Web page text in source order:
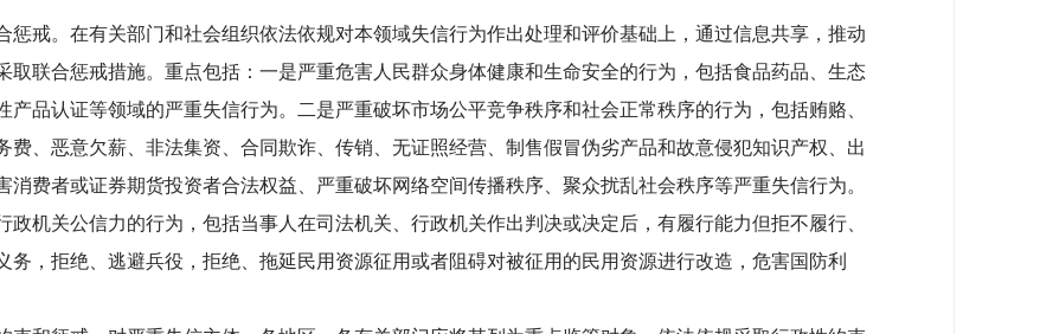
。在有关部门和社会组织依法依规对本领域失信行为作出处理和评价基础上，通过信息共享，推动
取联合惩戒措施。重点包括：一是严重危害人民群众身体健康和生命安全的行为，包括食品药品、生态
品认证等领域的严重失信行为。二是严重破坏市场公平竞争秩序和社会正常秩序的行为，包括贿赂、
、恶意欠薪、非法集资、合同欺诈、传销、无证照经营、制售假冒伪劣产品和故意侵犯知识产权、出
费者或证券期货投资者合法权益、严重破坏网络空间传播秩序、聚众扰乱社会秩序等严重失信行为。
机关公信力的行为，包括当事人在司法机关、行政机关作出判决或决定后，有履行能力但拒不履行、
，拒绝、逃避兵役，拒绝、拖延民用资源征用或者阻碍对被征用的民用资源进行改造，危害国防利